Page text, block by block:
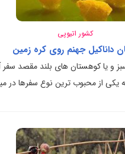
کشور اتیوپی
داناکیل جهنم روی کره زمین
و یا کوهستان های بلند مقصد سفر
یکی از محبوب ترین نوع سفرها در